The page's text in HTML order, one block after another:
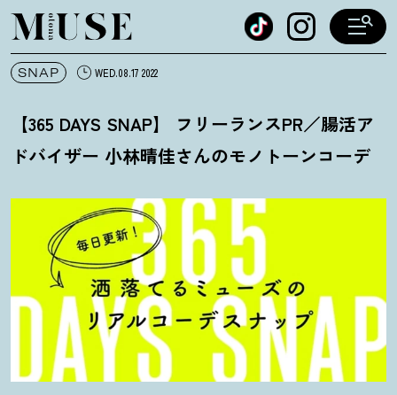
オトナミューズ ウェブ
SNAP WED.08.17 2022
【365 DAYS SNAP】 フリーランスPR／腸活ア
ドバイザー 小林晴佳さんのモノトーンコーデ